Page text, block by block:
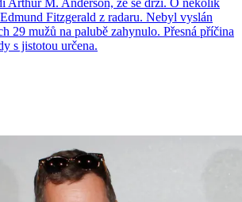
Fitzgerald z radaru. Nebyl vyslán
29 mužů na palubě zahynulo. Přesná příčina
s jistotou určena.